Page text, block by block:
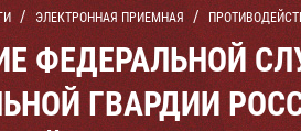
ЭЛЕКТРОННАЯ ПРИЕМНАЯ
ФЕДЕРАЛЬНОЙ
ГВАРДИИ